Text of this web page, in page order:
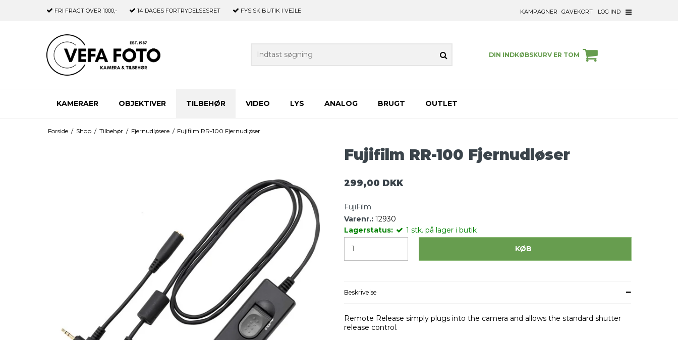
FRI FRAGT OVER 1000,- 14 DAGES FORTRYDELSESRET FYSISK BUTIK I VEJLE KAMPAGNER GAVEKORT LOG IND
DIN INDKØBSKURV ER TOM
KAMERAER OBJEKTIVER TILBEHØR VIDEO LYS ANALOG BRUGT OUTLET
Forside / Shop / Tilbehør / Fjernudløsere / Fujifilm RR-100 Fjernudløser
Fujifilm RR-100 Fjernudløser
299,00 DKK
FujiFilm
Varenr.: 12930
Lagerstatus:
1 stk. på lager i butik
KØB
Beskrivelse
Remote Release simply plugs into the camera and allows the standard shutter
release control.